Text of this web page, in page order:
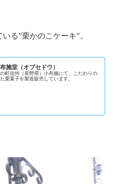
る”栗かのこケーキ”。
施堂（オブセドウ）
町信州（長野県）小布施にて、こだわりの
栗菓子を製造販売しています。